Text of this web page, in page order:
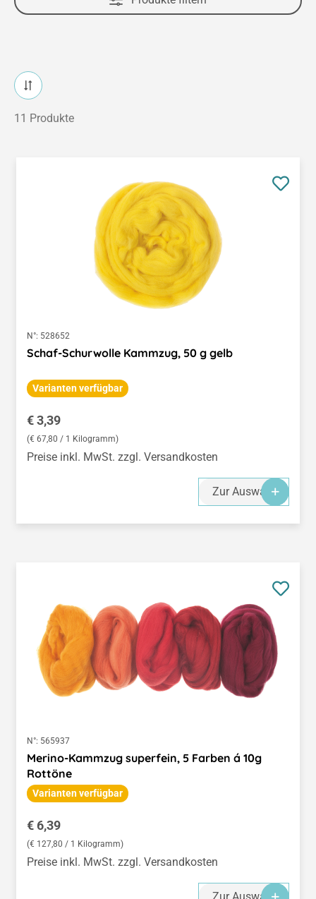
11 Produkte
N°: 528652
Schaf-Schurwolle Kammzug, 50 g gelb
Varianten verfügbar
Regulärer Preis:
€ 3,39
(€ 67,80 / 1 Kilogramm)
Preise inkl. MwSt. zzgl. Versandkosten
Zur Auswahl
N°: 565937
Merino-Kammzug superfein, 5 Farben á 10g
Rottöne
Varianten verfügbar
Regulärer Preis:
€ 6,39
(€ 127,80 / 1 Kilogramm)
Preise inkl. MwSt. zzgl. Versandkosten